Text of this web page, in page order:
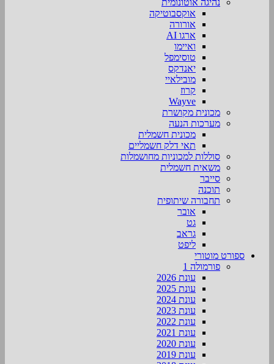
אוקסבוטיקה
אורורה
ארגו AI
ואיימו
טוסימפל
יאנדקס
מובילאיי
קרוז
Wayve
מכונית מקושרת
מערכות הנעה
מכונית חשמלית
תאי דלק חשמליים
סוללות למכוניות מחושמלות
משאית חשמלית
סייבר
תוכנה
תחבורה שיתופית
אובר
גט
גראב
ליפט
ספורט מוטורי
פורמולה 1
עונת 2026
עונת 2025
עונת 2024
עונת 2023
עונת 2022
עונת 2021
עונת 2020
עונת 2019